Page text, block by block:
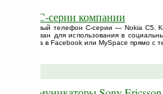
новой C-серии компании
свой первый телефон C-серии — Nokia C5.
для использования в
аккаунта в Facebook или MySpace прямо с